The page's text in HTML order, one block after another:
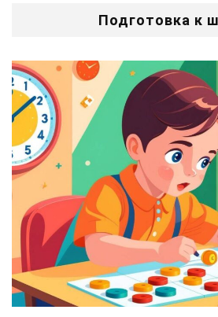
Подготовка к